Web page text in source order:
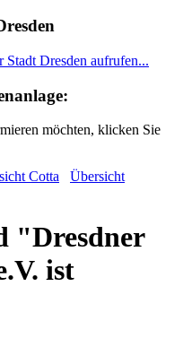
Stadt Dresden aufrufen...
möchten, klicken Sie
Cotta
Übersicht
"Dresdner
ist